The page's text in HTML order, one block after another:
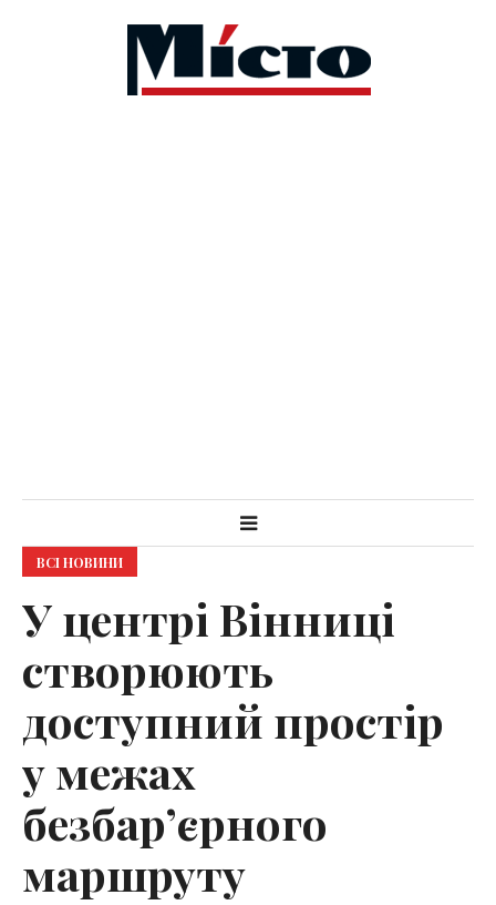
ВСІ НОВИНИ
У центрі Вінниці
створюють
доступний простір
у межах
безбар’єрного
маршруту